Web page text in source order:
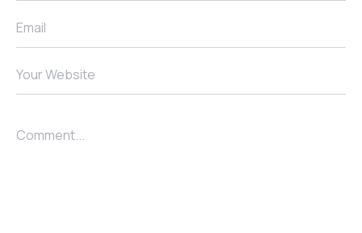
Email
Your Website
Comment...